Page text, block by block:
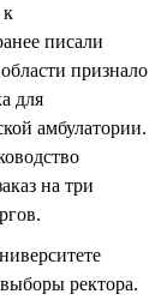
к
писали
признало
для
амбулатории.
на три
ректора.